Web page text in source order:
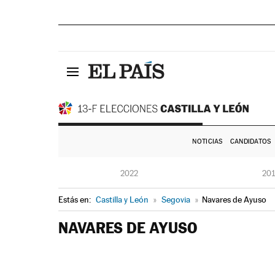
NOTICIAS CANDIDATOS
2022
Estás en: Castilla y León » Segovia » Navares de Ayuso
NAVARES DE AYUSO